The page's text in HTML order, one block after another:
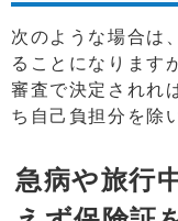
次のような場合は
ることになります
審査で決定されれ
ち自己負担分を除
急病や旅行